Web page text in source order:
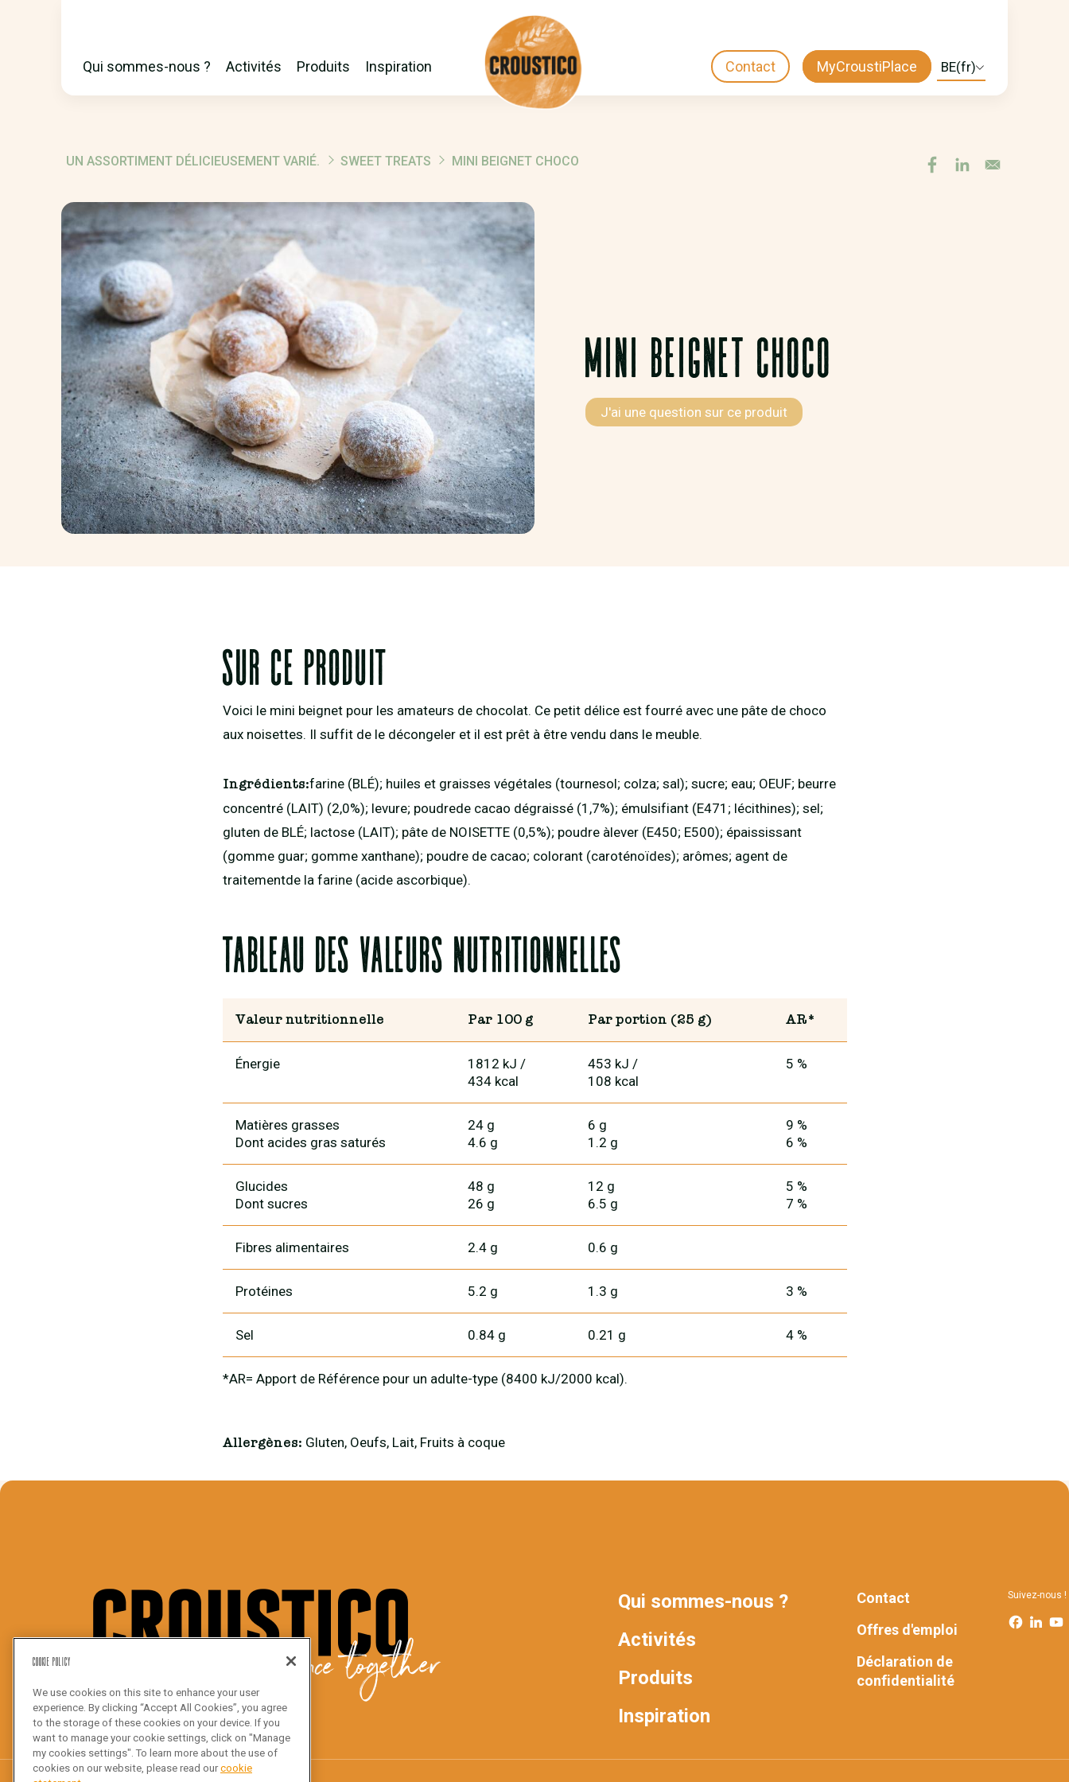
MAIN
NAVIGATION
Qui sommes-nous ? Activités Produits Inspiration
CTA
Contact MyCroustiPlace
Select
FIL
D'ARIANE
UN ASSORTIMENT DÉLICIEUSEMENT VARIÉ. SWEET TREATS MINI BEIGNET CHOCO
MINI BEIGNET CHOCO
J'ai une question sur ce produit
Sur ce produit
Voici le mini beignet pour les amateurs de chocolat. Ce petit délice est fourré avec une pâte de choco
aux noisettes. Il suffit de le décongeler et il est prêt à être vendu dans le meuble.
Ingrédients:farine (BLÉ); huiles et graisses végétales (tournesol; colza; sal); sucre; eau; OEUF; beurre
concentré (LAIT) (2,0%); levure; poudrede cacao dégraissé (1,7%); émulsifiant (E471; lécithines); sel;
gluten de BLÉ; lactose (LAIT); pâte de NOISETTE (0,5%); poudre àlever (E450; E500); épaississant
(gomme guar; gomme xanthane); poudre de cacao; colorant (caroténoïdes); arômes; agent de
traitementde la farine (acide ascorbique).
Tableau des valeurs nutritionnelles
Valeur nutritionnelle Par 100 g Par portion (25 g) AR*
Énergie 1812 kJ /
434 kcal
453 kJ /
108 kcal
5 %
Matières grasses 24 g 6 g
9 %
Dont acides gras saturés
4.6 g 1.2 g 6 %
Glucides 48 g 12 g
5 %
Dont sucres
26 g 6.5 g 7 %
Fibres alimentaires 2.4 g 0.6 g
Protéines 5.2 g 1.3 g 3 %
Sel 0.84 g 0.21 g 4 %
*AR= Apport de Référence pour un adulte-type (8400 kJ/2000 kcal).
Allergènes: Gluten, Oeufs, Lait, Fruits à coque
We bake the difference together
MAIN
NAV
Qui sommes-nous ?
Activités
Produits
Inspiration
FOOTER
Contact
Offres d'emploi
Déclaration de
confidentialité
Suivez-nous !
Cookie Policy
We use cookies on this site to enhance your user
experience. By clicking “Accept All Cookies”, you agree
to the storage of these cookies on your device. If you
want to manage your cookie settings, click on "Manage
my cookies settings". To learn more about the use of
cookies on our website, please read ourcookie